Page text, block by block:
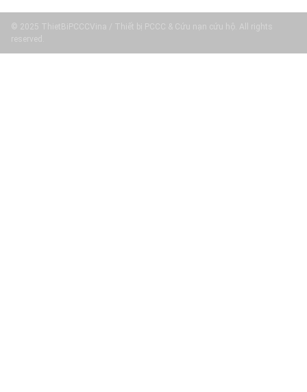
© 2025 ThietBiPCCCVina / Thiết bị PCCC & Cứu nạn cứu hộ. All rights
reserved.